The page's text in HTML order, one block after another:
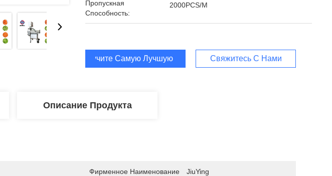
Пропускная
Способность:
2000PCS/M
Получите Самую Лучшую Цену Свяжитесь С Нами
Описание Продукта
Фирменное Наименование JiuYing